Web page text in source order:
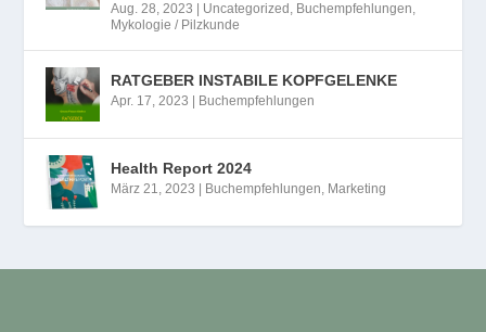
Aug. 28, 2023 Uncategorized , Buchempfehlungen,
Mykologie / Pilzkunde
RATGEBER INSTABILE KOPFGELENKE
Apr. 17, 2023 Buchempfehlungen
Health Report 2024
März 21, 2023 Buchempfehlungen, Marketing